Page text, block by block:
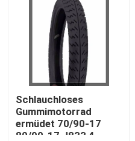
Nachrichten
Alle Fälle
Motorrad-Rohr-Reifen
Straßen-Motorrad-Reifen
Schlauchloses
Gummimotorrad
ermüdet 70/90-17
80/90-17 J833 4